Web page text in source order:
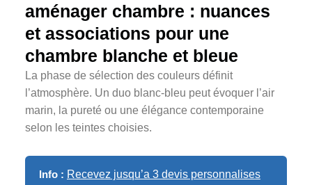
aménager chambre : nuances
et associations pour une
chambre blanche et bleue
La phase de sélection des couleurs définit
l’atmosphère. Un duo blanc-bleu peut évoquer l’air
marin, la pureté ou une élégance contemporaine
selon les teintes choisies.
Info : Recevez jusqu’a 3 devis personnalises